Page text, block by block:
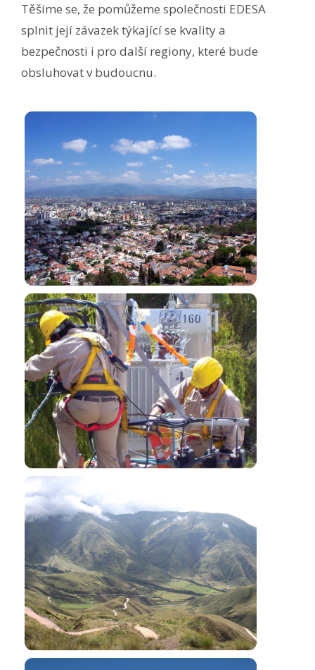
Těšíme se, že pomůžeme společnosti EDESA
splnit její závazek týkající se kvality a
bezpečnosti i pro další regiony, které bude
obsluhovat v budoucnu.